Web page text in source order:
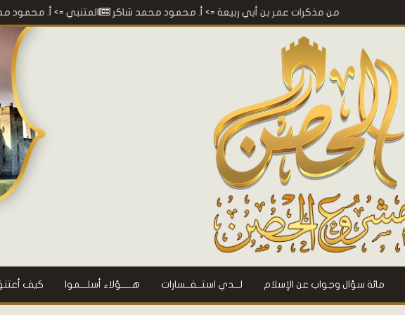
المتنبي => أ. محمود محمد شاكر من مذكرات عمر بن أبي ربيعة=> أ. محمود محمد شاكر
مائة سؤال وجواب عن الإسلام لـــدي استــفــسارات هـــــؤلاء أسلـــموا كيف